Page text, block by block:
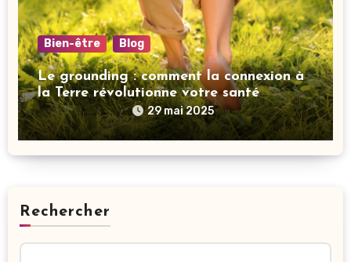
Bien-être Blog
Le grounding : comment la connexion à
la Terre révolutionne votre santé
mentale
29 mai 2025
Rechercher